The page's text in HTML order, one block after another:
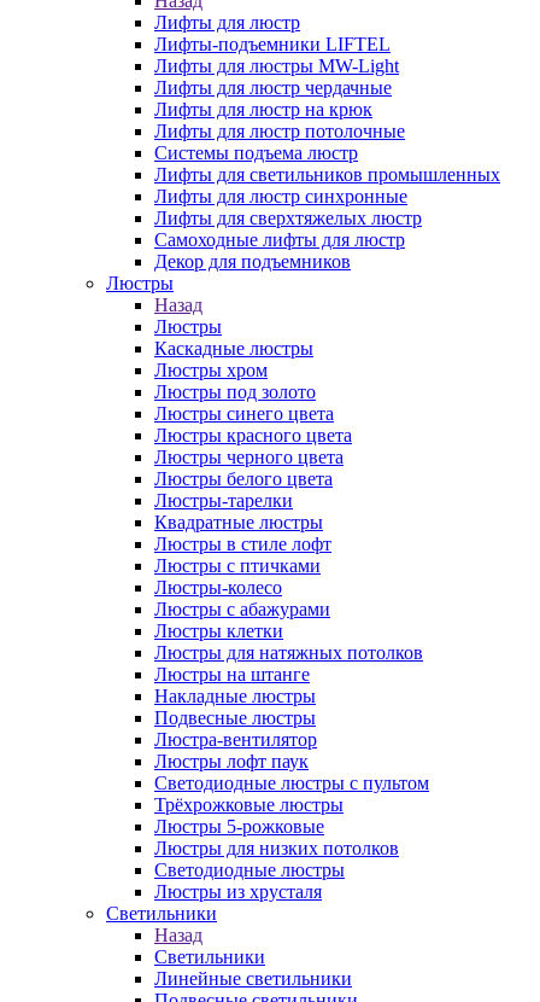
Лифты для люстр
Лифты-подъемники LIFTEL
Лифты для люстры MW-Light
Лифты для люстр чердачные
Лифты для люстр на крюк
Лифты для люстр потолочные
Системы подъема люстр
Лифты для светильников промышленных
Лифты для люстр синхронные
Лифты для сверхтяжелых люстр
Самоходные лифты для люстр
Декор для подъемников
Люстры
Назад
Люстры
Каскадные люстры
Люстры хром
Люстры под золото
Люстры синего цвета
Люстры красного цвета
Люстры черного цвета
Люстры белого цвета
Люстры-тарелки
Квадратные люстры
Люстры в стиле лофт
Люстры с птичками
Люстры-колесо
Люстры с абажурами
Люстры клетки
Люстры для натяжных потолков
Люстры на штанге
Накладные люстры
Подвесные люстры
Люстра-вентилятор
Люстры лофт паук
Светодиодные люстры с пультом
Трёхрожковые люстры
Люстры 5-рожковые
Люстры для низких потолков
Cветодиодные люстры
Люстры из хрусталя
Светильники
Назад
Светильники
Линейные светильники